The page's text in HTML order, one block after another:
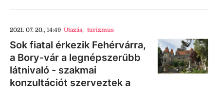
2021. 07. 20., 14:49 Utazás, turizmus
Sok fiatal érkezik Fehérvárra,
a Bory-vár a legnépszerűbb
látnivaló - szakmai
konzultációt szerveztek a